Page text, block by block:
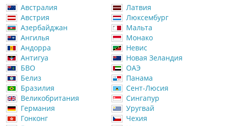
Австралия
Австрия
Азербайджан
Ангилья
Андорра
Антигуа
БВО
Белиз
Бразилия
Великобритания
Германия
Гонконг
Латвия
Люксембург
Мальта
Монако
Невис
Новая Зеландия
ОАЭ
Панама
Сент-Люсия
Сингапур
Уругвай
Чехия